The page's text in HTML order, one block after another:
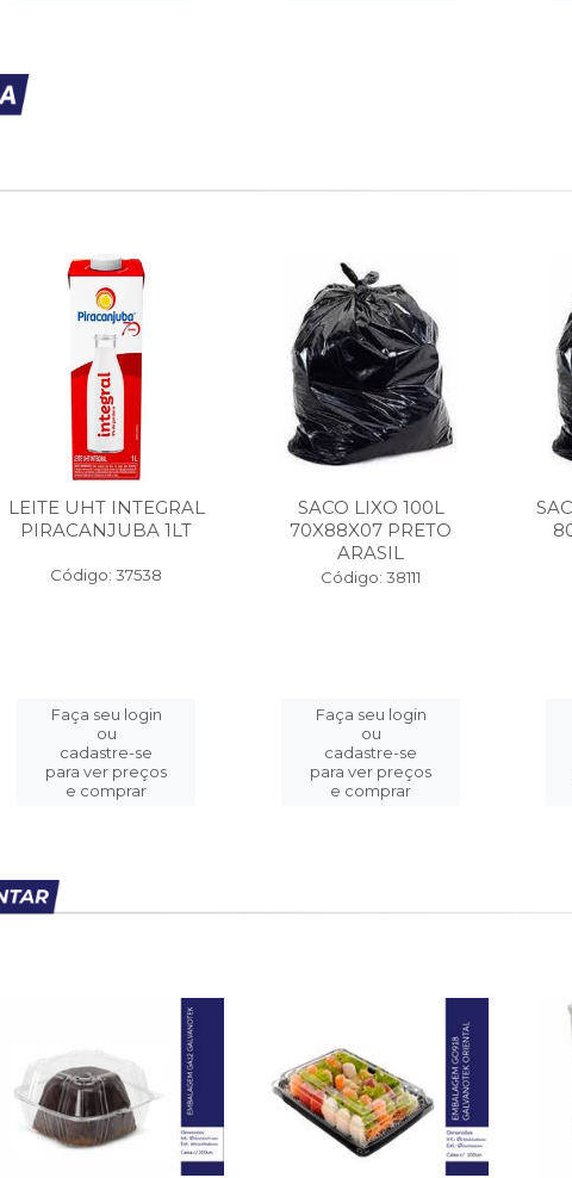
LEITE UHT INTEGRAL
PIRACANJUBA 1LT
Código: 37538
Faça seu login
ou
cadastre-se
para ver preços
e comprar
SACO LIXO 100L
70X88X07 PRETO
ARASIL
Código: 38111
Faça seu login
ou
cadastre-se
para ver preços
e comprar